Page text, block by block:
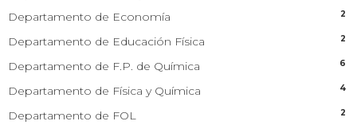
Departamento de Economía 2
Departamento de Educación Física 2
Departamento de F.P. de Química 6
Departamento de Física y Química 4
Departamento de FOL 2